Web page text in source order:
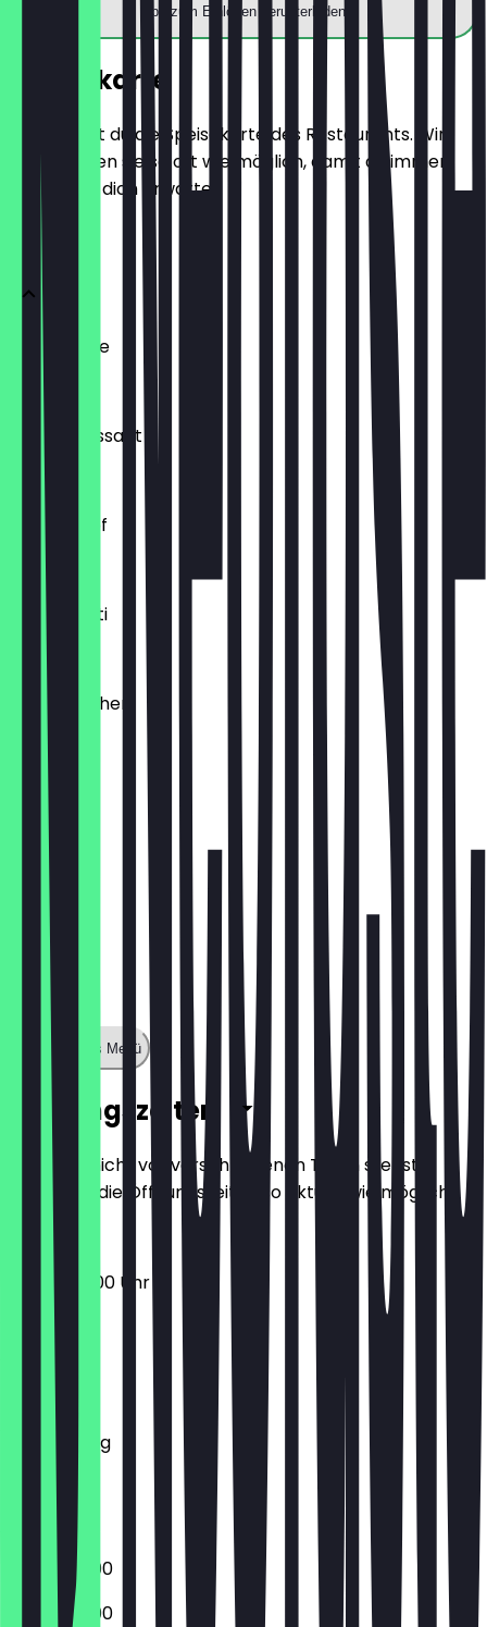
App zum Einlösen herunterladen
Speisekarte
Hier findest du die Speisekarte des Restaurants. Wir
aktualisieren sie so oft wie möglich, damit du immer
weißt, was dich erwartet.
BRÖTCHEN
Ofenfrische
0,54 €
Buttercroissant
1,80 €
Laugenzopf
Dinkelkrusti
Käsebrötchen
1,60 €
Zeige ganzes Menü
Öffnungszeiten
Damit du nicht vor verschlossenen Türen stehst,
halten wir die Öffnungszeiten so aktuell wie möglich.
07:00 - 18:00 Uhr
Montag
Dienstag
Mittwoch
Donnerstag
Freitag
Samstag
Sonntag
06:30 - 19:00
06:30 - 19:00